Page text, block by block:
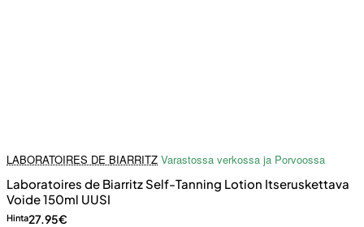
LABORATOIRES DE BIARRITZ Varastossa verkossa ja Porvoossa
Laboratoires de Biarritz Self-Tanning Lotion Itseruskettava
Voide 150ml UUSI
Hinta27.95€